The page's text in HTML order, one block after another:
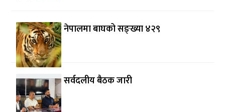
नेपालमा बाघको सङ्ख्या ४२९
सर्वदलीय बैठक जारी